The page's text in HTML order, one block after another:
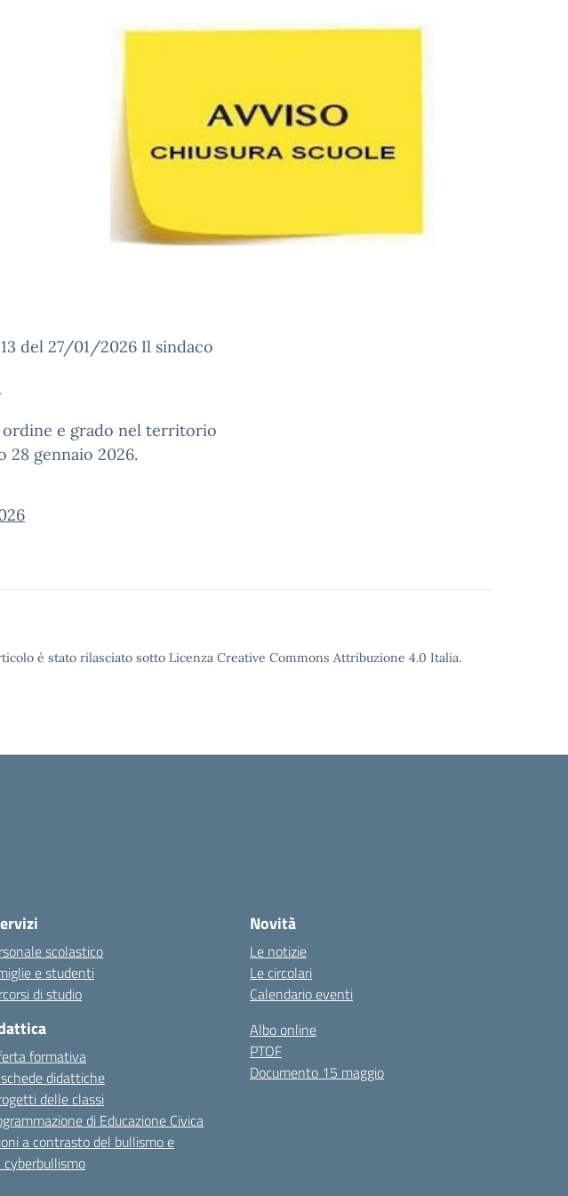
del 27/01/2026 Il sindaco
e grado nel territorio
28 gennaio 2026.
è stato rilasciato sotto Licenza Creative Commons Attribuzione 4.0 Italia.
scolastico
e studenti
di studio
formativa
didattiche
delle classi
di Educazione Civica
a contrasto del bullismo e
cyberbullismo
Novità
Le notizie
Le circolari
Calendario eventi
Albo online
PTOF
Documento 15 maggio